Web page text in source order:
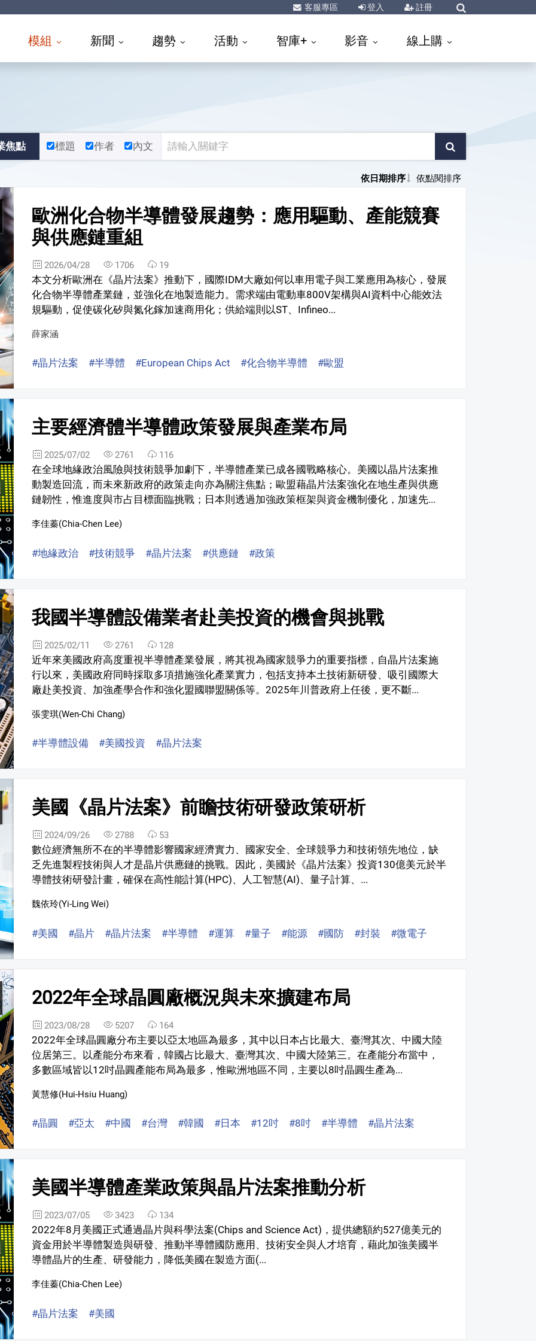
客服專區 登入 註冊
模組 新聞 趨勢 活動 智庫+ 影音 線上購
焦點 標題 作者 內文
依日期排序 依點閱排序
歐洲化合物半導體發展趨勢：應用驅動、產能競賽
與供應鏈重組
2026/04/28 1706 19
本文分析歐洲在《晶片法案》推動下，國際IDM大廠如何以車用電子與工業應用為核心，發展
化合物半導體產業鏈，並強化在地製造能力。需求端由電動車800V架構與AI資料中心能效法
規驅動，促使碳化矽與氮化鎵加速商用化；供給端則以ST、Infineo...
薛家涵
#晶片法案 #半導體 #European Chips Act #化合物半導體 #歐盟
主要經濟體半導體政策發展與產業布局
2025/07/02 2761 116
在全球地緣政治風險與技術競爭加劇下，半導體產業已成各國戰略核心。美國以晶片法案推
動製造回流，而未來新政府的政策走向亦為關注焦點；歐盟藉晶片法案強化在地生產與供應
鏈韌性，惟進度與市占目標面臨挑戰；日本則透過加強政策框架與資金機制優化，加速先...
李佳蓁(Chia-Chen Lee)
#地緣政治 #技術競爭 #晶片法案 #供應鏈 #政策
我國半導體設備業者赴美投資的機會與挑戰
2025/02/11 2761 128
近年來美國政府高度重視半導體產業發展，將其視為國家競爭力的重要指標，自晶片法案施
行以來，美國政府同時採取多項措施強化產業實力，包括支持本土技術新研發、吸引國際大
廠赴美投資、加強產學合作和強化盟國聯盟關係等。2025年川普政府上任後，更不斷...
張雯琪(Wen-Chi Chang)
#半導體設備 #美國投資 #晶片法案
美國《晶片法案》前瞻技術研發政策研析
2024/09/26 2788 53
數位經濟無所不在的半導體影響國家經濟實力、國家安全、全球競爭力和技術領先地位，缺
乏先進製程技術與人才是晶片供應鏈的挑戰。因此，美國於《晶片法案》投資130億美元於半
導體技術研發計畫，確保在高性能計算(HPC)、人工智慧(AI)、量子計算、...
魏依玲(Yi-Ling Wei)
#美國 #晶片 #晶片法案 #半導體 #運算 #量子 #能源 #國防 #封裝 #微電子
2022年全球晶圓廠概況與未來擴建布局
2023/08/28 5207 164
2022年全球晶圓廠分布主要以亞太地區為最多，其中以日本占比最大、臺灣其次、中國大陸
位居第三。以產能分布來看，韓國占比最大、臺灣其次、中國大陸第三。在產能分布當中，
多數區域皆以12吋晶圓產能布局為最多，惟歐洲地區不同，主要以8吋晶圓生產為...
黃慧修(Hui-Hsiu Huang)
#晶圓 #亞太 #中國 #台灣 #韓國 #日本 #12吋 #8吋 #半導體 #晶片法案
美國半導體產業政策與晶片法案推動分析
2023/07/05 3423 134
2022年8月美國正式通過晶片與科學法案(Chips and Science Act)，提供總額約527億美元的
資金用於半導體製造與研發、推動半導體國防應用、技術安全與人才培育，藉此加強美國半
導體晶片的生產、研發能力，降低美國在製造方面(...
李佳蓁(Chia-Chen Lee)
#晶片法案 #美國